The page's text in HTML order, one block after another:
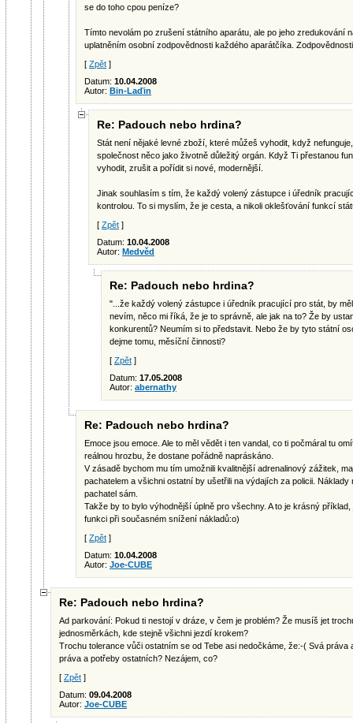
se do toho cpou peníze?
Tímto nevolám po zrušení státního aparátu, ale po jeho zredukování
uplatněním osobní zodpovědnosti každého aparátčíka.
[ Zpět ]
Datum: 10.04.2008
Autor: Bin-Laďin
Re: Padouch nebo hrdina?
Stát není nějaké levné zboží, které můžeš vyhodit, když
společnost něco jako životně důležitý orgán. Když Ti přestanou
vyhodit, zrušit a pořídit si nové, modernější.
Jinak souhlasím s tím, že každý volený zástupce i úředník
kontrolou. To si myslím, že je cesta, a nikoli oklešťování funkcí
[ Zpět ]
Datum: 10.04.2008
Autor: Medvěd
Re: Padouch nebo hrdina?
"...že každý volený zástupce i úředník pracující pro stát, by
nevím, něco mi říká, že je to správně, ale jak na to? Že by
konkurentů? Neumím si to představit. Nebo že by tyto státní
dejme tomu, měsíční činnosti?
[ Zpět ]
Datum: 17.05.2008
Autor: abernathy
Re: Padouch nebo hrdina?
Emoce jsou emoce. Ale to měl vědět i ten vandal, co ti počmáral tu
reálnou hrozbu, že dostane pořádně napráskáno.
V zásadě bychom mu tím umožnili kvalitnější adrenalinový zážitek,
pachatelem a všichni ostatní by ušetřili na výdajích za policii. Náklady
pachatel sám.
Takže by to bylo výhodnější úplně pro všechny. A to je krásný
funkci při současném snížení nákladů:o)
[ Zpět ]
Datum: 10.04.2008
Autor: Joe-CUBE
Re: Padouch nebo hrdina?
Ad parkování: Pokud ti nestojí v dráze, v čem je problém? Že musíš jet
jednosměrkách, kde stejně všichni jezdí krokem?
Trochu tolerance vůči ostatním se od Tebe asi nedočkáme, že:-( Svá
práva a potřeby ostatních? Nezájem, co?
[ Zpět ]
Datum: 09.04.2008
Autor: Joe-CUBE